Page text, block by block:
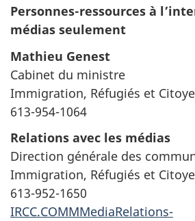
Personnes-ressources à
médias seulement
Mathieu Genest
Cabinet du ministre
Immigration, Réfugiés et
613-954-1064
Relations avec les médias
Direction générale des
Immigration, Réfugiés et
613-952-1650
IRCC.COMMMediaRelations-